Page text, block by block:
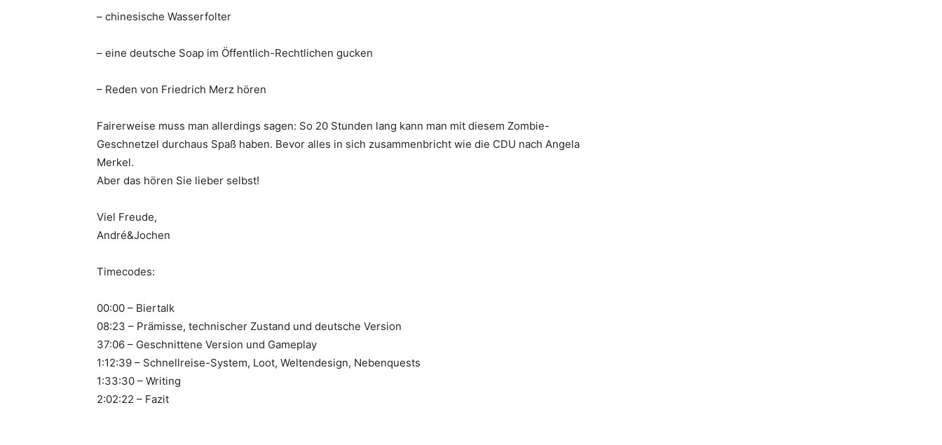
– chinesische Wasserfolter
– eine deutsche Soap im Öffentlich-Rechtlichen gucken
– Reden von Friedrich Merz hören
Fairerweise muss man allerdings sagen: So 20 Stunden lang kann man mit diesem Zombie-
Geschnetzel durchaus Spaß haben. Bevor alles in sich zusammenbricht wie die CDU nach Angela
Merkel.
Aber das hören Sie lieber selbst!
Viel Freude,
André&Jochen
Timecodes:
00:00 – Biertalk
08:23 – Prämisse, technischer Zustand und deutsche Version
37:06 – Geschnittene Version und Gameplay
1:12:39 – Schnellreise-System, Loot, Weltendesign, Nebenquests
1:33:30 – Writing
2:02:22 – Fazit